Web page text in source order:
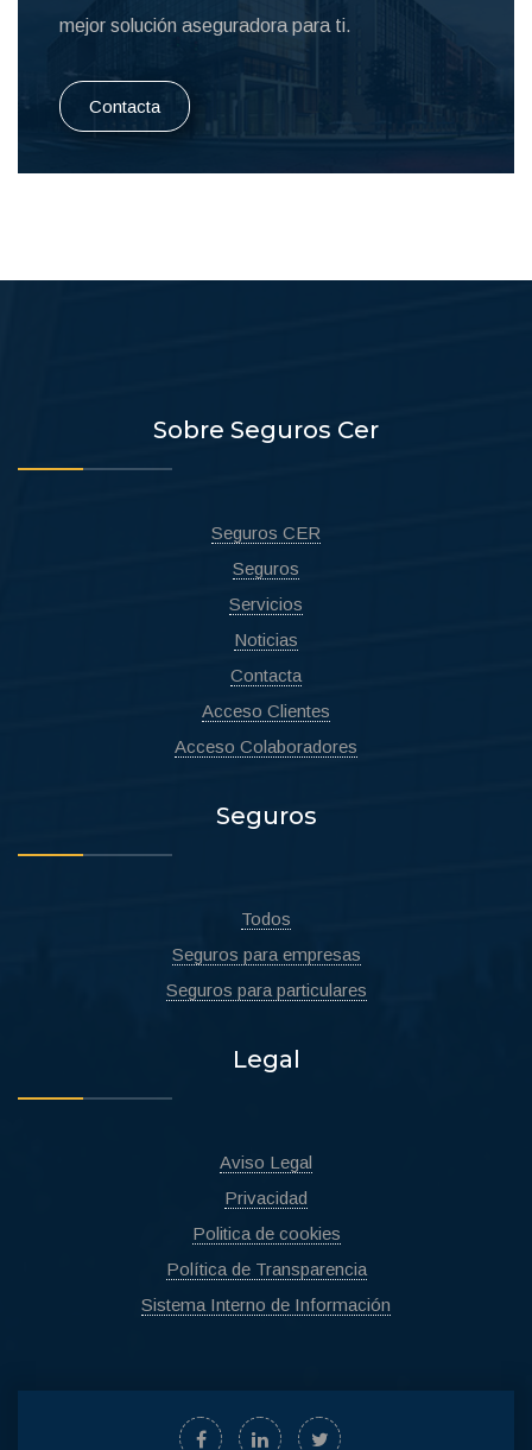
mejor solución aseguradora para ti.
Contacta
Sobre Seguros Cer
Seguros CER
Seguros
Servicios
Noticias
Contacta
Acceso Clientes
Acceso Colaboradores
Seguros
Todos
Seguros para empresas
Seguros para particulares
Legal
Aviso Legal
Privacidad
Politica de cookies
Política de Transparencia
Sistema Interno de Información